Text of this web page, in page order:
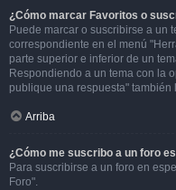
¿Cómo marcar Favoritos o
Puede marcar o suscribirse a un
correspondiente en el menú
parte superior e inferior de un
Respondiendo a un tema con la
publique una respuesta" también
Arriba
¿Cómo me suscribo a un foro
Para suscribirse a un foro en
Foro".